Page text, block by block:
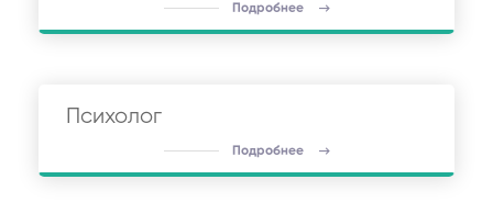
Подробнее
Психолог
Подробнее